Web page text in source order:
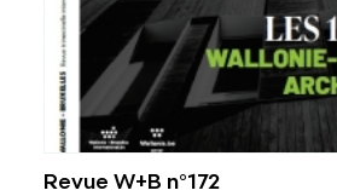
Revue W+B n°172